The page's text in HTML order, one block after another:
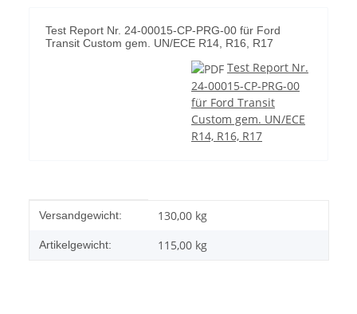
Test Report Nr. 24-00015-CP-PRG-00 für Ford
Transit Custom gem. UN/ECE R14, R16, R17
Test Report Nr.
24-00015-CP-PRG-00
für Ford Transit
Custom gem. UN/ECE
R14, R16, R17
Produkteigenschaft
Wert
Versandgewicht: 130,00 kg
Artikelgewicht: 115,00 kg